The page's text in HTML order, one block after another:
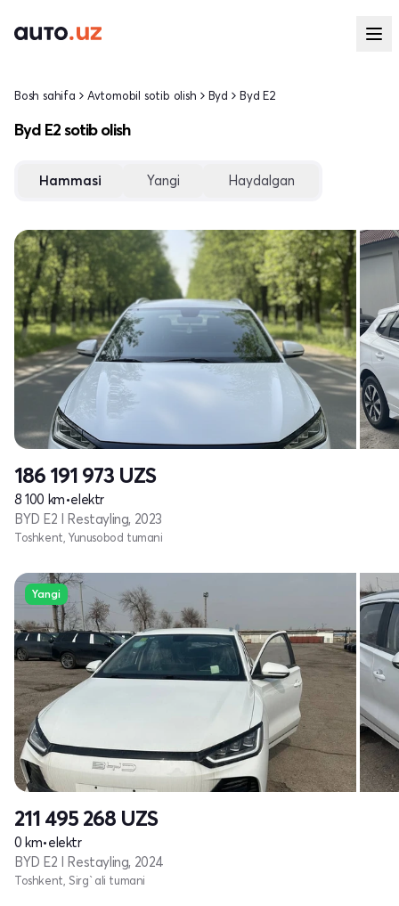
Bosh sahifa Avtomobil sotib olish Byd Byd E2
Byd E2 sotib olish
Hammasi Yangi Haydalgan
186 191 973 UZS
8 100 km•elektr
BYD E2 I Restayling, 2023
Toshkent, Yunusobod tumani
Yangi
211 495 268 UZS
0 km•elektr
BYD E2 I Restayling, 2024
Toshkent, Sirg`ali tumani